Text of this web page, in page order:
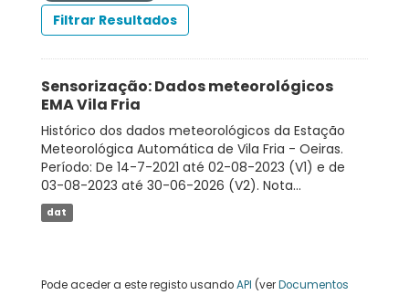
Filtrar Resultados
Sensorização: Dados meteorológicos
EMA Vila Fria
Histórico dos dados meteorológicos da Estação
Meteorológica Automática de Vila Fria - Oeiras.
Período: De 14-7-2021 até 02-08-2023 (V1) e de
03-08-2023 até 30-06-2026 (V2). Nota...
dat
Pode aceder a este registo usandoAPI (verDocumentos